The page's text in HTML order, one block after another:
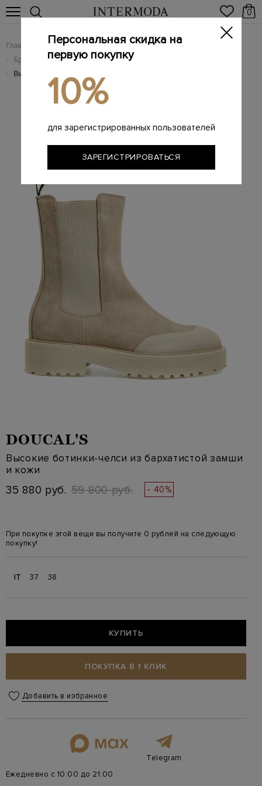
0
Главная Женщинам / Женская обувь
/ Брендовые женские ботинки
/ Высокие ботинки-челси из бархатистой замши и кожи
DOUCAL'S
Высокие ботинки-челси из бархатистой замши
и кожи
35 880 руб. 59 800 руб. - 40%
При покупке этой вещи вы получите 0 рублей на следующую
покупку!
IT 37 38
КУПИТЬ
ПОКУПКА В 1 КЛИК
Добавить в избранное
Telegram
Ежедневно с 10:00 до 21:00
Персональная скидка на
первую покупку
10%
для зарегистрированных пользователей
ЗАРЕГИСТРИРОВАТЬСЯ